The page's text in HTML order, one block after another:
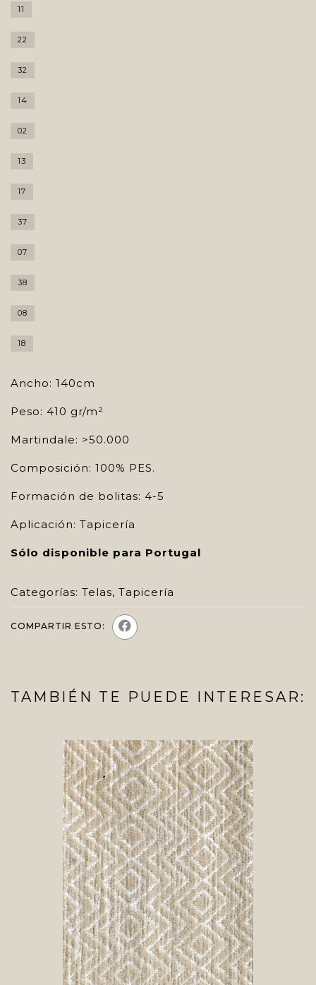
11
22
32
14
02
13
17
37
07
38
08
18
Ancho: 140cm
Peso: 410 gr/m²
Martindale: >50.000
Composición: 100% PES.
Formación de bolitas: 4-5
Aplicación: Tapicería
Sólo disponible para Portugal
Categorías: Telas, Tapicería
COMPARTIR ESTO:
TAMBIÉN TE PUEDE INTERESAR: